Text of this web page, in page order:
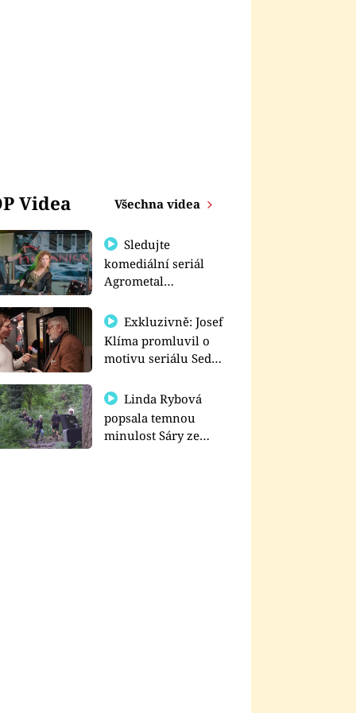
Videa Všechna videa
Sledujte
komediální seriál
Agrometal
prima+
Exkluzivně: Josef
Klíma promluvil o
motivu seriálu Sedm
Linda Rybová
popsala temnou
minulost Sáry ze